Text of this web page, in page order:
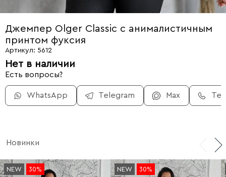
Джемпер Olger Classic с анималистичным
принтом фуксия
Артикул: 5612
Нет в наличии
Есть вопросы?
WhatsApp Telegram Max
Новинки
NEW 30% NEW 30%